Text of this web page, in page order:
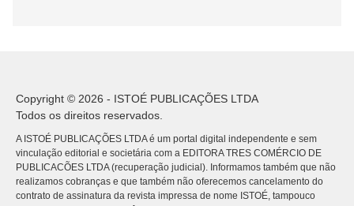
Copyright © 2026 - ISTOÉ PUBLICAÇÕES LTDA
Todos os direitos reservados.
A ISTOÉ PUBLICAÇÕES LTDA é um portal digital independente e sem
vinculação editorial e societária com a EDITORA TRES COMÉRCIO DE
PUBLICACÕES LTDA (recuperação judicial). Informamos também que não
realizamos cobranças e que também não oferecemos cancelamento do
contrato de assinatura da revista impressa de nome ISTOÉ, tampouco